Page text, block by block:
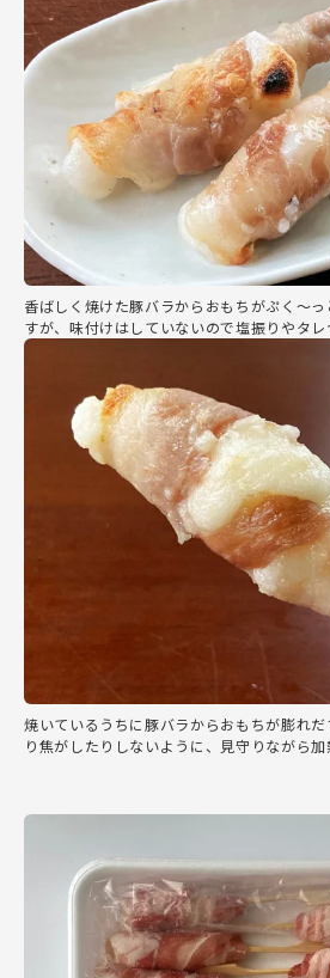
香ばしく焼けた豚バラからおもちがぷく～
すが、味付けはしていないので塩振りやタレ
焼いているうちに豚バラからおもちが膨れ
り焦がしたりしないように、見守りながら加